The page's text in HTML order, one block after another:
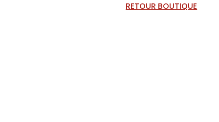
RETOUR BOUTIQUE